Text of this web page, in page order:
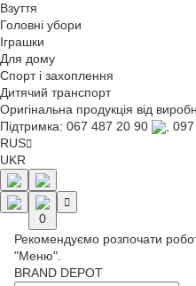
Взуття
Головні убори
Іграшки
Для дому
Спорт і захоплення
Дитячий транспорт
Оригінальна продукція від
Підтримка: 067 487 20 90
RUS
UKR
0
Рекомендуємо розпочати
"Меню".
BRAND DEPOT